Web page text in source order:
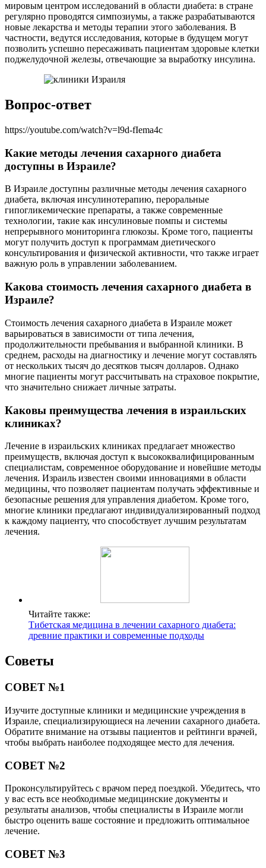
мировым центром исследований в области диабета: в стране
регулярно проводятся симпозиумы, а также разрабатываются
новые лекарства и методы терапии этого заболевания. В
частности, ведутся исследования, которые в будущем могут
позволить успешно пересаживать пациентам здоровые клетки
поджелудочной железы, отвечающие за выработку инсулина.
Вопрос-ответ
https://youtube.com/watch?v=l9d-fIema4c
Какие методы лечения сахарного диабета
доступны в Израиле?
В Израиле доступны различные методы лечения сахарного
диабета, включая инсулинотерапию, пероральные
гипогликемические препараты, а также современные
технологии, такие как инсулиновые помпы и системы
непрерывного мониторинга глюкозы. Кроме того, пациенты
могут получить доступ к программам диетического
консультирования и физической активности, что также играет
важную роль в управлении заболеванием.
Какова стоимость лечения сахарного диабета в
Израиле?
Стоимость лечения сахарного диабета в Израиле может
варьироваться в зависимости от типа лечения,
продолжительности пребывания и выбранной клиники. В
среднем, расходы на диагностику и лечение могут составлять
от нескольких тысяч до десятков тысяч долларов. Однако
многие пациенты могут рассчитывать на страховое покрытие,
что значительно снижает личные затраты.
Каковы преимущества лечения в израильских
клиниках?
Лечение в израильских клиниках предлагает множество
преимуществ, включая доступ к высококвалифицированным
специалистам, современное оборудование и новейшие методы
лечения. Израиль известен своими инновациями в области
медицины, что позволяет пациентам получать эффективные и
безопасные решения для управления диабетом. Кроме того,
многие клиники предлагают индивидуализированный подход
к каждому пациенту, что способствует лучшим результатам
лечения.
Читайте также:
Тибетская медицина в лечении сахарного диабета:
древние практики и современные подходы
Советы
СОВЕТ №1
Изучите доступные клиники и медицинские учреждения в
Израиле, специализирующиеся на лечении сахарного диабета.
Обратите внимание на отзывы пациентов и рейтинги врачей,
чтобы выбрать наиболее подходящее место для лечения.
СОВЕТ №2
Проконсультируйтесь с врачом перед поездкой. Убедитесь, что
у вас есть все необходимые медицинские документы и
результаты анализов, чтобы специалисты в Израиле могли
быстро оценить ваше состояние и предложить оптимальное
лечение.
СОВЕТ №3